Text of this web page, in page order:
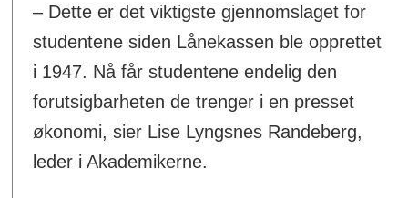
– Dette er det viktigste gjennomslaget for
studentene siden Lånekassen ble opprettet
i 1947. Nå får studentene endelig den
forutsigbarheten de trenger i en presset
økonomi, sier Lise Lyngsnes Randeberg,
leder i Akademikerne.